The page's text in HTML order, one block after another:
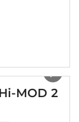
MOD 2